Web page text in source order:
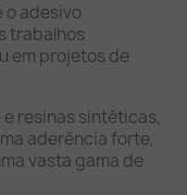
o adesivo
trabalhos
em projetos de
e resinas sintéticas,
aderência forte,
vasta gama de